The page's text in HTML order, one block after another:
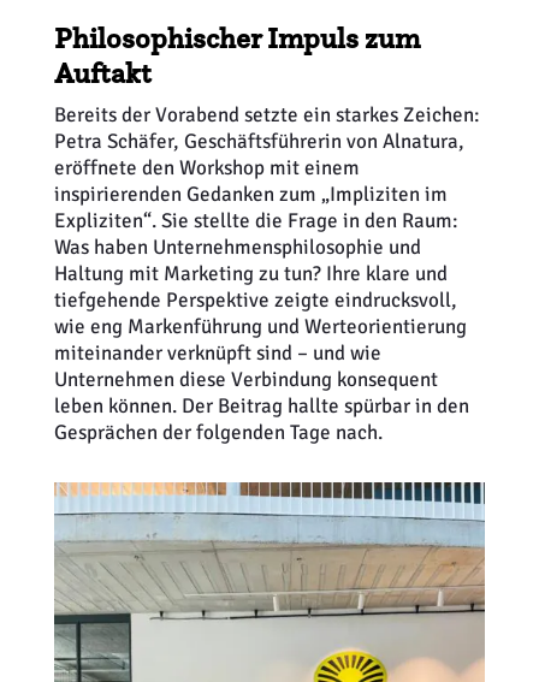
Philosophischer Impuls zum
Auftakt
Bereits der Vorabend setzte ein starkes Zeichen:
Petra Schäfer, Geschäftsführerin von Alnatura,
eröffnete den Workshop mit einem
inspirierenden Gedanken zum „Impliziten im
Expliziten“. Sie stellte die Frage in den Raum:
Was haben Unternehmensphilosophie und
Haltung mit Marketing zu tun? Ihre klare und
tiefgehende Perspektive zeigte eindrucksvoll,
wie eng Markenführung und Werteorientierung
miteinander verknüpft sind – und wie
Unternehmen diese Verbindung konsequent
leben können. Der Beitrag hallte spürbar in den
Gesprächen der folgenden Tage nach.